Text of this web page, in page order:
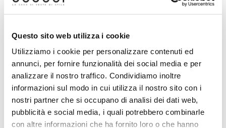
Questo sito web utilizza i cookie
Utilizziamo i cookie per personalizzare contenuti ed
annunci, per fornire funzionalità dei social media e per
analizzare il nostro traffico. Condividiamo inoltre
informazioni sul modo in cui utilizza il nostro sito con i
nostri partner che si occupano di analisi dei dati web,
pubblicità e social media, i quali potrebbero combinarle
con altre informazioni che ha fornito loro o che hanno
Tozzetto Lampone
Ottagonette 15x15 –
Tonalite
€ 0,10/PZ
Battiscopa effetto graniglia
porcellanato opaco, Sand
7,3x60 cm - Newdecò,
Ceramica Sant'Agostino
Richiedi preventivo